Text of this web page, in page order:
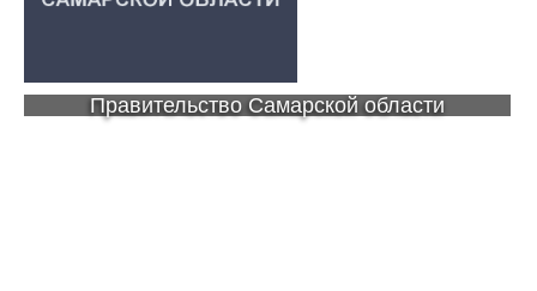
Правительство Самарской области